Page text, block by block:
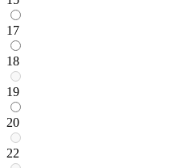
17
18
19
20
22